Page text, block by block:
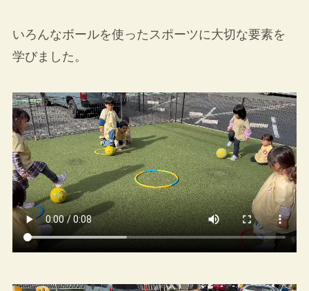
いろんなボールを使ったスポーツに大切な要素を
学びました。